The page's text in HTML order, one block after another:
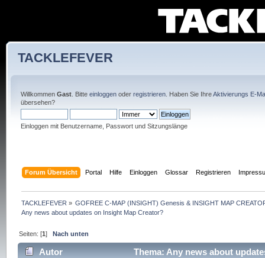
TACKLEFEVER
Willkommen Gast. Bitte einloggenoder registrieren. Haben Sie IhreAktivierungs E-
übersehen?
Einloggen mit Benutzername, Passwort und Sitzungslänge
Forum Übersicht Portal Hilfe Einloggen Glossar Registrieren
TACKLEFEVER » GOFREE C-MAP (INSIGHT) Genesis & INSIGHT MAP
Any news about updates on Insight Map Creator?
Seiten: [1]Nach unten
Autor Thema: Any news about